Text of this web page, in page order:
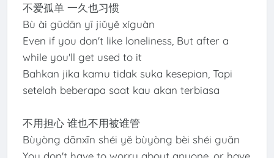
不爱孤单 一久也习惯
Bù ài gūdān yī jiǔyě xíguàn
Even if you don't like loneliness, But after a
while you'll get used to it
Bahkan jika kamu tidak suka kesepian, Tapi
setelah beberapa saat kau akan terbiasa
不用担心 谁也不用被谁管
Bùyòng dānxīn shéi yě bùyòng bèi shéi guǎn